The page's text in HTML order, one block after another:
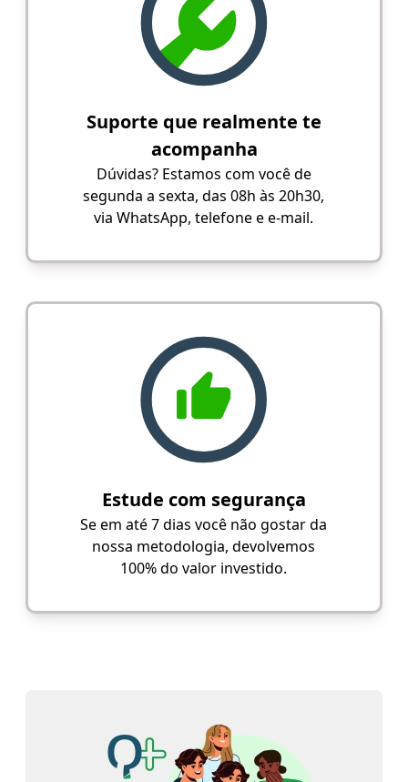
Suporte que realmente te
acompanha
Dúvidas? Estamos com você de
segunda a sexta, das 08h às 20h30,
via WhatsApp, telefone e e-mail.
Estude com segurança
Se em até 7 dias você não gostar da
nossa metodologia, devolvemos
100% do valor investido.